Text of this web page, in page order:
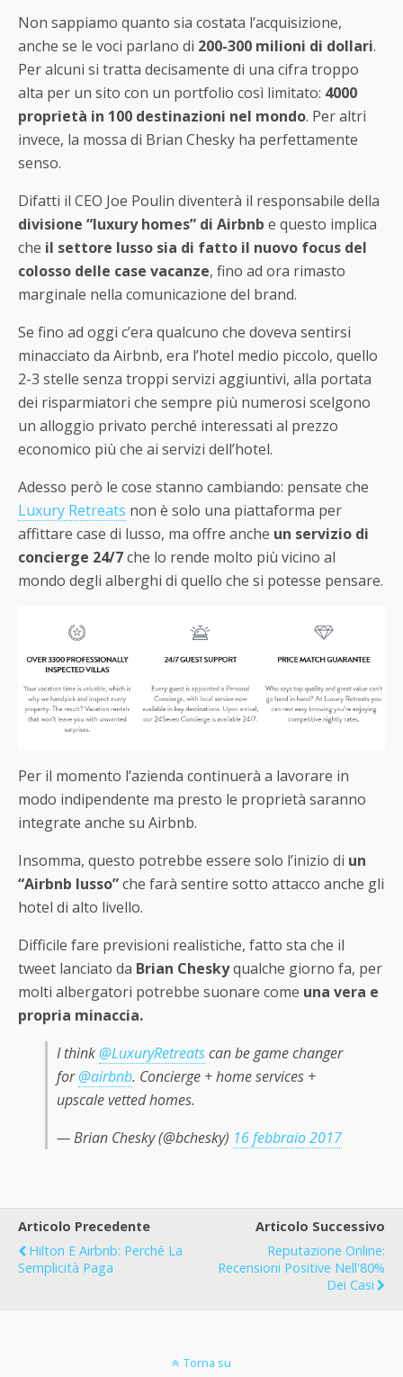
Non sappiamo quanto sia costata l’acquisizione,
anche se le voci parlano di 200-300 milioni di dollari.
Per alcuni si tratta decisamente di una cifra troppo
alta per un sito con un portfolio così limitato: 4000
proprietà in 100 destinazioni nel mondo. Per altri
invece, la mossa di Brian Chesky ha perfettamente
senso.
Difatti il CEO Joe Poulin diventerà il responsabile della
divisione “luxury homes” di Airbnb e questo implica
che il settore lusso sia di fatto il nuovo focus del
colosso delle case vacanze, fino ad ora rimasto
marginale nella comunicazione del brand.
Se fino ad oggi c’era qualcuno che doveva sentirsi
minacciato da Airbnb, era l’hotel medio piccolo, quello
2-3 stelle senza troppi servizi aggiuntivi, alla portata
dei risparmiatori che sempre più numerosi scelgono
un alloggio privato perché interessati al prezzo
economico più che ai servizi dell’hotel.
Adesso però le cose stanno cambiando: pensate che
Luxury Retreats non è solo una piattaforma per
affittare case di lusso, ma offre anche un servizio di
concierge 24/7che lo rende molto più vicino al
mondo degli alberghi di quello che si potesse pensare.
Per il momento l’azienda continuerà a lavorare in
modo indipendente ma presto le proprietà saranno
integrate anche su Airbnb.
Insomma, questo potrebbe essere solo l’inizio di un
“Airbnb lusso”che farà sentire sotto attacco anche gli
hotel di alto livello.
Difficile fare previsioni realistiche, fatto sta che il
tweet lanciato da Brian Cheskyqualche giorno fa, per
molti albergatori potrebbe suonare come una vera e
propria minaccia.
I think@LuxuryRetreatscan be game changer
for@airbnb. Concierge + home services +
upscale vetted homes.
— Brian Chesky (@bchesky) 16 febbraio 2017
Articolo Precedente
Hilton E Airbnb: Perché La
Semplicità Paga
Articolo Successivo
Reputazione Online:
Recensioni Positive Nell'80%
Dei Casi
Torna su